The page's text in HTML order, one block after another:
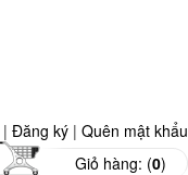
| Đăng ký | Quên mật khẩu
Giỏ hàng: (0)